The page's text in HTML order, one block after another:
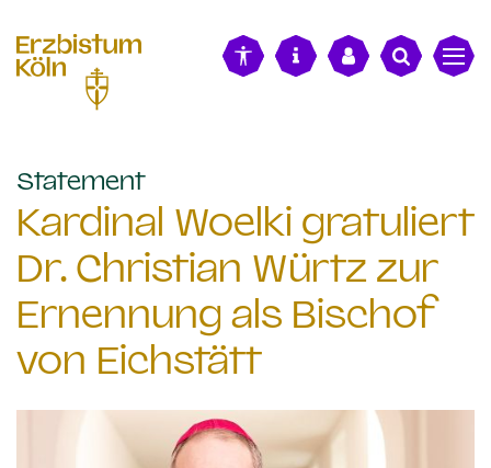
Statement:
Kardinal Woelki gratuliert
Dr. Christian Würtz zur
Ernennung als Bischof
von Eichstätt